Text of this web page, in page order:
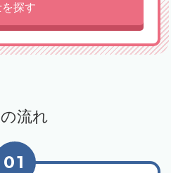
探す
流れ
01